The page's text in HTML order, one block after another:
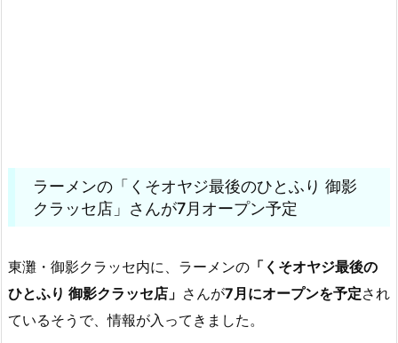
ラーメンの「くそオヤジ最後のひとふり 御影
クラッセ店」さんが7月オープン予定
東灘・御影クラッセ内に、ラーメンの 「くそオヤジ最後の
ひとふり 御影クラッセ店」 さんが7月にオープンを予定され
ているそうで、情報が入ってきました。